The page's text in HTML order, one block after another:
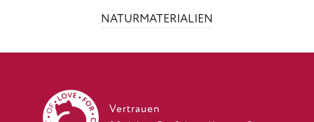
NATURMATERIALIEN
Vertrauen